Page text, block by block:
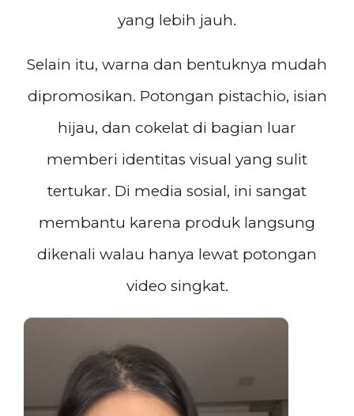
yang lebih jauh.
Selain itu, warna dan bentuknya mudah
dipromosikan. Potongan pistachio, isian
hijau, dan cokelat di bagian luar
memberi identitas visual yang sulit
tertukar. Di media sosial, ini sangat
membantu karena produk langsung
dikenali walau hanya lewat potongan
video singkat.